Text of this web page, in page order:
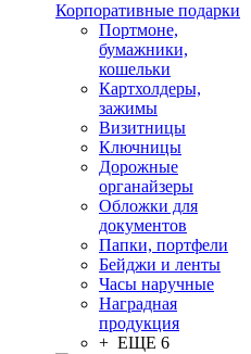
Корпоративные подарки
Портмоне,
бумажники,
кошельки
Картхолдеры,
зажимы
Визитницы
Ключницы
Дорожные
органайзеры
Обложки для
документов
Папки, портфели
Бейджи и ленты
Часы наручные
Наградная
продукция
+ ЕЩЕ 6